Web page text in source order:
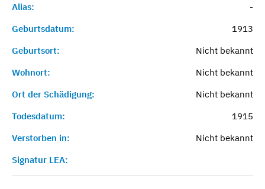
Alias:
-
Geburtsdatum:
1913
Geburtsort:
Nicht bekannt
Wohnort:
Nicht bekannt
Ort der Schädigung:
Nicht bekannt
Todesdatum:
1915
Verstorben in:
Nicht bekannt
Signatur LEA: